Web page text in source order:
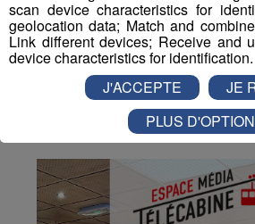
Partager sur
scan device characteristics for
geolocation data; Match and
Link different devices; Receive and
device characteristics for identification.
J'ACCEPTE
JE
PLUS